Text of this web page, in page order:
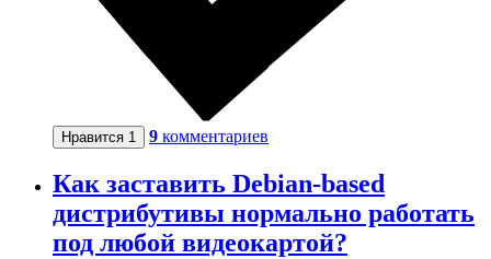
Нравится 1 9 комментариев
Как заставить Debian-based
дистрибутивы нормально работать
под любой видеокартой?